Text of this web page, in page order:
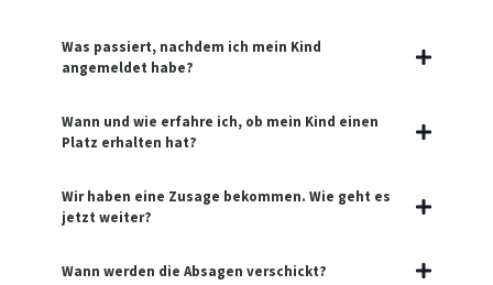
Was passiert, nachdem ich mein Kind
angemeldet habe?
Wann und wie erfahre ich, ob mein Kind einen
Platz erhalten hat?
Wir haben eine Zusage bekommen. Wie geht es
jetzt weiter?
Wann werden die Absagen verschickt?